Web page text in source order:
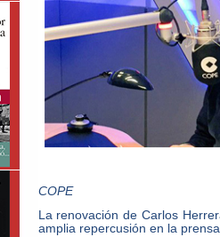
COPE
La renovación de Carlos
amplia repercusión en la